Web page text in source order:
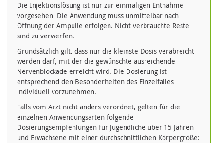
Die Injektionslösung ist nur zur einmaligen Entnahme
vorgesehen. Die Anwendung muss unmittelbar nach
Öffnung der Ampulle erfolgen. Nicht verbrauchte Reste
sind zu verwerfen.
Grundsätzlich gilt, dass nur die kleinste Dosis verabreicht
werden darf, mit der die gewünschte ausreichende
Nervenblockade erreicht wird. Die Dosierung ist
entsprechend den Besonderheiten des Einzelfalles
individuell vorzunehmen.
Falls vom Arzt nicht anders verordnet, gelten für die
einzelnen Anwendungsarten folgende
Dosierungsempfehlungen für Jugendliche über 15 Jahren
und Erwachsene mit einer durchschnittlichen Körpergröße: